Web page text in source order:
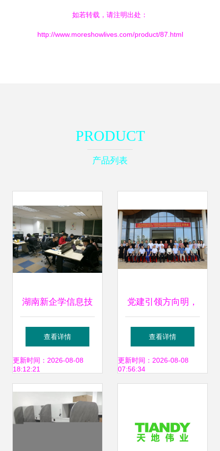
如若转载，请注明出处：
http://www.moreshowlives.com/product/87.html
PRODUCT
产品列表
湖南新企学信息技
术咨询
查看详情
更新时间：2026-08-08
18:12:21
党建引领方向明，
校研融合担使命
——信科牵头国家
查看详情
更新时间：2026-08-08
07:56:34